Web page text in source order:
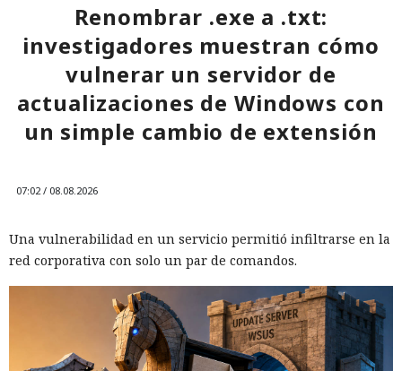
Renombrar .exe a .txt:
investigadores muestran cómo
vulnerar un servidor de
actualizaciones de Windows con
un simple cambio de extensión
07:02 / 08.08.2026
Una vulnerabilidad en un servicio permitió infiltrarse en la
red corporativa con solo un par de comandos.